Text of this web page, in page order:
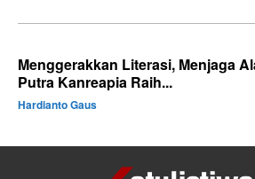
Menggerakkan Literasi, Menjaga
Putra Kanreapia Raih...
Hardianto Gaus